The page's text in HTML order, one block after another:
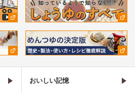
おいしい記憶